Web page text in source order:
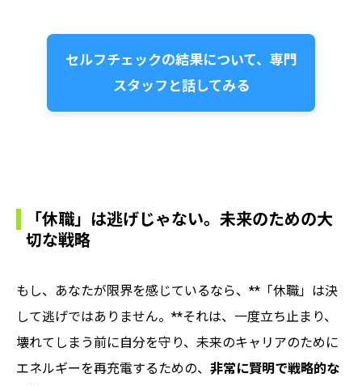
セルフチェックの結果について、専門
スタッフと話してみる
「休職」は逃げじゃない。未来のための大
切な戦略
もし、あなたが限界を感じているなら、**「休職」は決
して逃げではありません。**それは、一度立ち止まり、
壊れてしまう前に自分を守り、未来のキャリアのために
エネルギーを再充電するための、 非常に賢明で戦略的な